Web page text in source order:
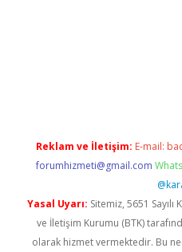
Reklam ve İletişim: E-mail:
forumhizmeti@gmail.com
Yasal Uyarı: Sitemiz, 5651
ve İletişim Kurumu (BTK)
olarak hizmet vermektedir. Bu